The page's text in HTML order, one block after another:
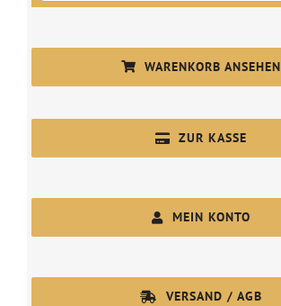
WARENKORB ANSEHEN
ZUR KASSE
MEIN KONTO
VERSAND / AGB